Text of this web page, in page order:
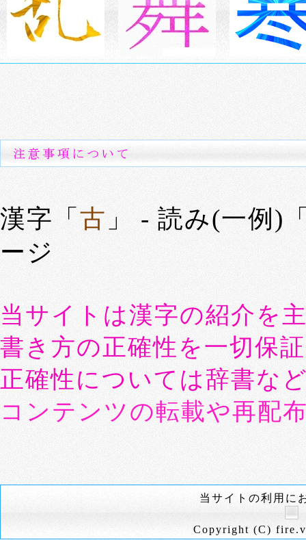
漢字「 古 」 - 読み(一例)
ージ
当サイトは漢字の紹介を
書き方の正確性を一切保
正確性については辞書な
コンテンツの転載や再配
当サイトの利用に
Copyright (C)